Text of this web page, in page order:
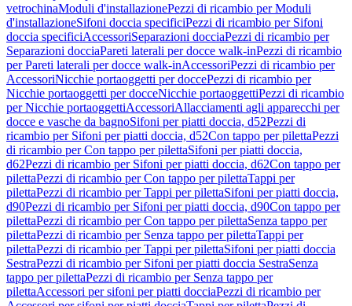
vetrochinaModuli d'installazionePezzi di ricambio per Moduli
d'installazioneSifoni doccia specificiPezzi di ricambio per Sifoni
doccia specificiAccessoriSeparazioni docciaPezzi di ricambio per
Separazioni docciaPareti laterali per docce walk-inPezzi di ricambio
per Pareti laterali per docce walk-inAccessoriPezzi di ricambio per
AccessoriNicchie portaoggetti per doccePezzi di ricambio per
Nicchie portaoggetti per docceNicchie portaoggettiPezzi di ricambio
per Nicchie portaoggettiAccessoriAllacciamenti agli apparecchi per
docce e vasche da bagnoSifoni per piatti doccia, d52Pezzi di
ricambio per Sifoni per piatti doccia, d52Con tappo per pilettaPezzi
di ricambio per Con tappo per pilettaSifoni per piatti doccia,
d62Pezzi di ricambio per Sifoni per piatti doccia, d62Con tappo per
pilettaPezzi di ricambio per Con tappo per pilettaTappi per
pilettaPezzi di ricambio per Tappi per pilettaSifoni per piatti doccia,
d90Pezzi di ricambio per Sifoni per piatti doccia, d90Con tappo per
pilettaPezzi di ricambio per Con tappo per pilettaSenza tappo per
pilettaPezzi di ricambio per Senza tappo per pilettaTappi per
pilettaPezzi di ricambio per Tappi per pilettaSifoni per piatti doccia
SestraPezzi di ricambio per Sifoni per piatti doccia SestraSenza
tappo per pilettaPezzi di ricambio per Senza tappo per
pilettaAccessori per sifoni per piatti docciaPezzi di ricambio per